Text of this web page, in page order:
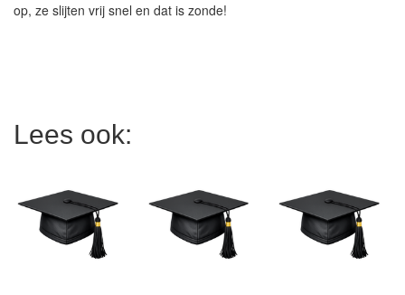
op, ze slijten vrij snel en dat is zonde!
Lees ook: